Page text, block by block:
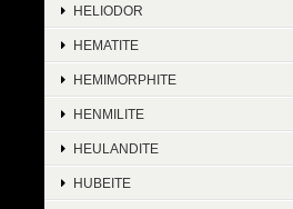
HELIODOR
HEMATITE
HEMIMORPHITE
HENMILITE
HEULANDITE
HUBEITE